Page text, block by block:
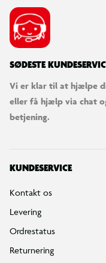
SØDESTE
Vi er klar til at hjælpe
eller få hjælp via chat
betjening.
KUNDESERVICE
Kontakt os
Levering
Ordrestatus
Returnering